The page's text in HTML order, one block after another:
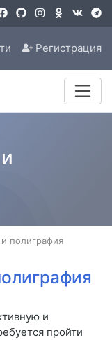
Регистрация
полиграфия
и
пройти